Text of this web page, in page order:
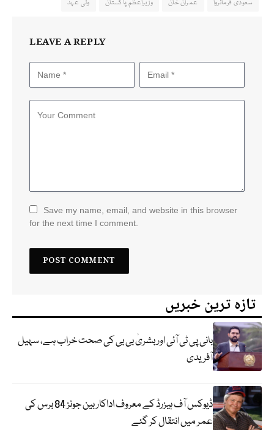
سعودی فرمانروا عمران خان وزیراعظم پاکستان ولی عہد
LEAVE A REPLY
Save my name, email, and website in this browser
for the next time I comment.
تازہ ترین خبریں
بانی پی ٹی آئی اور بشریٰ بی بی کی صحت خراب ہے، سہیل
آفریدی
ڈیوکس آف ہیزرڈ کے معروف اداکار بین جونز 84 برس کی
عمر میں انتقال کر گئے